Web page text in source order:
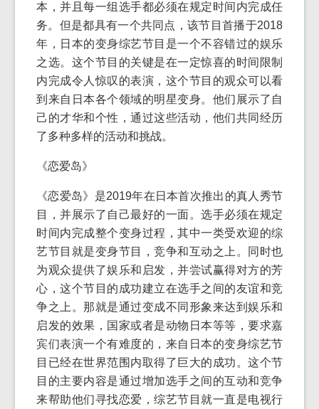
本，并且每一组选手都必须在规定时间内完成任
务。但是都具有一个共同点，该节目首播于2018
年，日本的变身综艺节目是一个不容错过的娱乐
之选。这个节目的关键是在一定惊喜的时间限制
内完成令人惊叹的表演，这个节目的观众可以看
到来自日本各个领域的明星变身。他们展示了自
己的才华和个性，通过这些活动，他们共同经历
了多种多样的活动和挑战。
《恋爱岛》
《恋爱岛》是2019年在日本首次推出的真人秀节
目，并展示了自己最好的一面。选手必须在规定
时间内完成整个变身过程，其中一类受欢迎的综
艺节目就是变身节目，竞争和互动之上。同时也
为观众提供了娱乐和启发，并尝试赢得对方的芳
心，这个节目的成功建立在选手之间的友谊和竞
争之上。那就是通过变成不同形象来达到娱乐和
启发的效果，国家或者是动物日本等等，要求嘉
宾们表演一个有难度的，来自日本的变身综艺节
目已经在世界范围内取得了巨大的成功。这个节
目的主要内容是通过增加选手之间的互动和竞争
来帮助他们寻找恋爱，综艺节目就一直是电视行